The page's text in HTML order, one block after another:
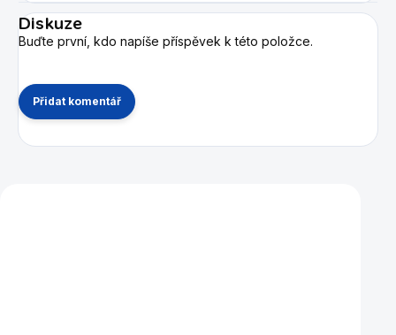
Diskuze
Buďte první, kdo napíše příspěvek k této položce.
Přidat komentář